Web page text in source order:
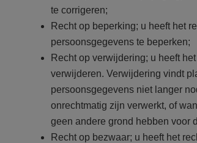
te corrigeren;
Recht op beperking; u heeft het
persoonsgegevens te beperken;
Recht op verwijdering; u heeft
verwijderen. Verwijdering vindt
persoonsgegevens niet langer
onrechtmatig zijn verwerkt, of
geen andere grond hebben voor
Recht op bezwaar; u heeft het